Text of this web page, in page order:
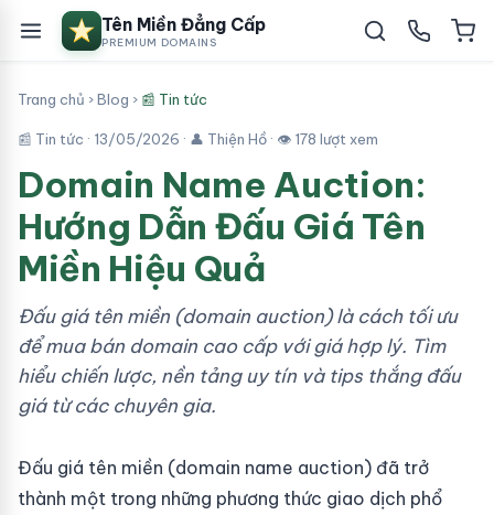
Tên Miền Đẳng Cấp
PREMIUM DOMAINS
Trang chủ ›Blog › 📰 Tin tức
📰 Tin tức · 13/05/2026 · 👤 Thiện Hồ · 👁 178 lượt xem
Domain Name Auction:
Hướng Dẫn Đấu Giá Tên
Miền Hiệu Quả
Đấu giá tên miền (domain auction) là cách tối ưu
để mua bán domain cao cấp với giá hợp lý. Tìm
hiểu chiến lược, nền tảng uy tín và tips thắng đấu
giá từ các chuyên gia.
Đấu giá tên miền (domain name auction) đã trở
thành một trong những phương thức giao dịch phổ